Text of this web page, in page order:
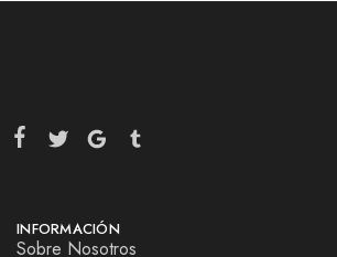
INFORMACIÓN
Sobre Nosotros